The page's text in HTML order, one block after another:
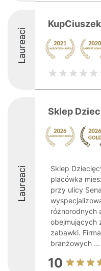
Laureaci
KupCiuszek
Laureaci
Sklep
Sklep
placówka
przy ulicy
różnorodnych
obejmujących
zabawki.
branżowych ...
10